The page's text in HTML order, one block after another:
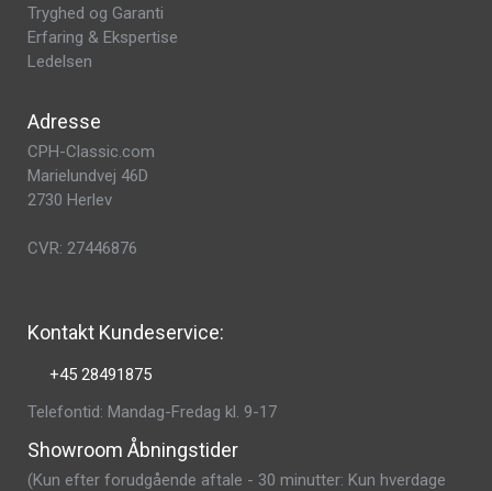
Tryghed og Garanti
Erfaring & Ekspertise
Ledelsen
Adresse
CPH-Classic.com
Marielundvej 46D
2730 Herlev
CVR: 27446876
Kontakt Kundeservice:
+45 28491875
Telefontid: Mandag-Fredag kl. 9-17
Showroom Åbningstider
(Kun efter forudgående aftale - 30 minutter: Kun hverdage